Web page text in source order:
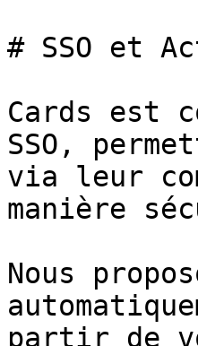
# SSO et
Cards est
SSO,
via leur
manière
Nous
partir de